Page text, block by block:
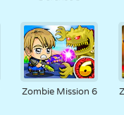
TENNIS MORPION
Zombie Mission 6